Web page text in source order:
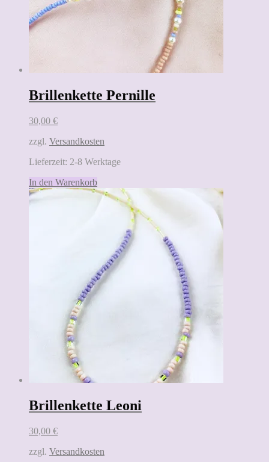
Brillenkette Pernille
30,00 €
zzgl. Versandkosten
Lieferzeit: 2-8 Werktage
In den Warenkorb
Brillenkette Leoni
30,00 €
zzgl. Versandkosten